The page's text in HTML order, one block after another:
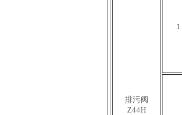
排污阀
Z44H